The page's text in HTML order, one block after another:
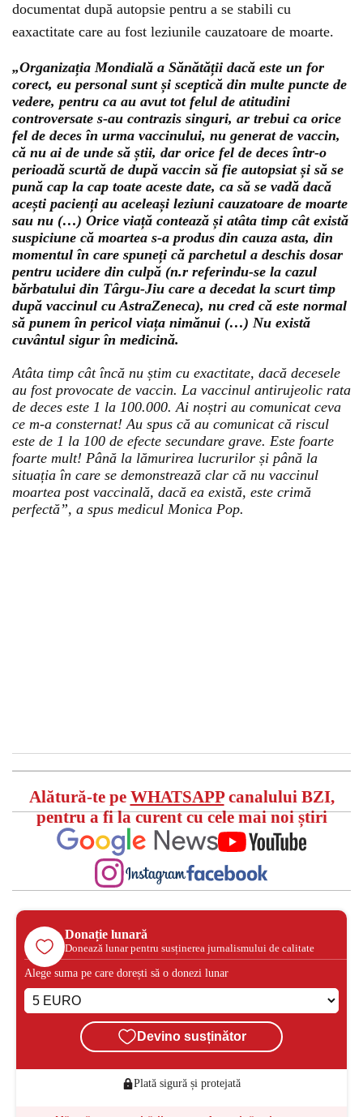
documentat după autopsie pentru a se stabili cu
eaxactitate care au fost leziunile cauzatoare de moarte.
„Organizația Mondială a Sănătății dacă este un for
corect, eu personal sunt și sceptică din multe puncte de
vedere, pentru ca au avut tot felul de atitudini
controversate s-au contrazis singuri, ar trebui ca orice
fel de deces în urma vaccinului, nu generat de vaccin,
că nu ai de unde să știi, dar orice fel de deces într-o
perioadă scurtă de după vaccin să fie autopsiat și să se
pună cap la cap toate aceste date, ca să se vadă dacă
acești pacienți au aceleași leziuni cauzatoare de moarte
sau nu (…) Orice viață contează și atâta timp cât există
suspiciune că moartea s-a produs din cauza asta, din
momentul în care spuneți că parchetul a deschis dosar
pentru ucidere din culpă (n.r referindu-se la cazul
bărbatului din Târgu-Jiu care a decedat la scurt timp
după vaccinul cu AstraZeneca), nu cred că este normal
să punem în pericol viața nimănui (…) Nu există
cuvântul sigur în medicină.
Atâta timp cât încă nu știm cu exactitate, dacă decesele
au fost provocate de vaccin. La vaccinul antirujeolic rata
de deces este 1 la 100.000. Ai noștri au comunicat ceva
ce m-a consternat! Au spus că au comunicat că riscul
este de 1 la 100 de efecte secundare grave. Este foarte
foarte mult! Până la lămurirea lucrurilor și până la
situația în care se demonstrează clar că nu vaccinul
moartea post vaccinală, dacă ea există, este crimă
perfectă”, a spus medicul Monica Pop.
Alătură-te pe WHATSAPPcanalului BZI,
pentru a fi la curent cu cele mai noi știri
Donație lunară
Donează lunar pentru susținerea jurnalismului de calitate
Alege suma pe care dorești să o donezi lunar
Devino susținător
Plată sigură și protejată